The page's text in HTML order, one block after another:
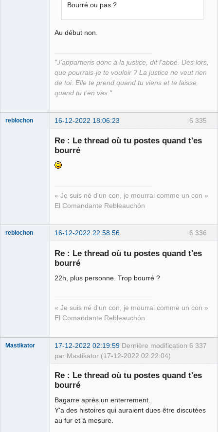
Bourré ou pas ?
Au début non.
"J’appartiens donc à la justice, dit l’abbé. Dès lors,
que pourrais-je te vouloir ? La justice ne veut rien
de toi. Elle te prend quand tu viens et te laisse
quand tu t’en vas."
6 335
reblochon 16-12-2022 18:06:23
Re : Le thread où tu postes quand t'es
bourré
« Je suis né d'un con, je mourrai comme un con »
El Comandante Rebleauchón
6 336
reblochon 16-12-2022 22:58:56
Re : Le thread où tu postes quand t'es
bourré
22h, plus personne. Trop bourré ?
« Je suis né d'un con, je mourrai comme un con »
El Comandante Rebleauchón
6 337
Mastikator 17-12-2022 02:19:59 Dernière modification
par Mastikator (17-12-2022 02:22:04)
Re : Le thread où tu postes quand t'es
bourré
Bagarre après un enterrement.
Y'a des histoires qui auraient dues être discutées
au fur et à mesure.